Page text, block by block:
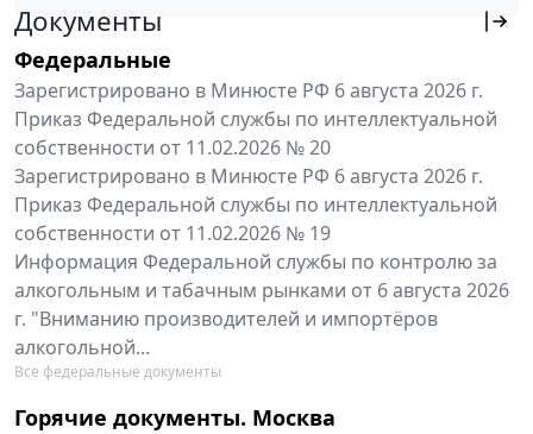
Документы
Федеральные
Зарегистрировано в Минюсте РФ 6 августа 2026 г.
Приказ Федеральной службы по интеллектуальной
собственности от 11.02.2026 № 20
Зарегистрировано в Минюсте РФ 6 августа 2026 г.
Приказ Федеральной службы по интеллектуальной
собственности от 11.02.2026 № 19
Информация Федеральной службы по контролю за
алкогольным и табачным рынками от 6 августа 2026
г. "Вниманию производителей и импортёров
алкогольной...
Все федеральные документы
Горячие документы. Москва